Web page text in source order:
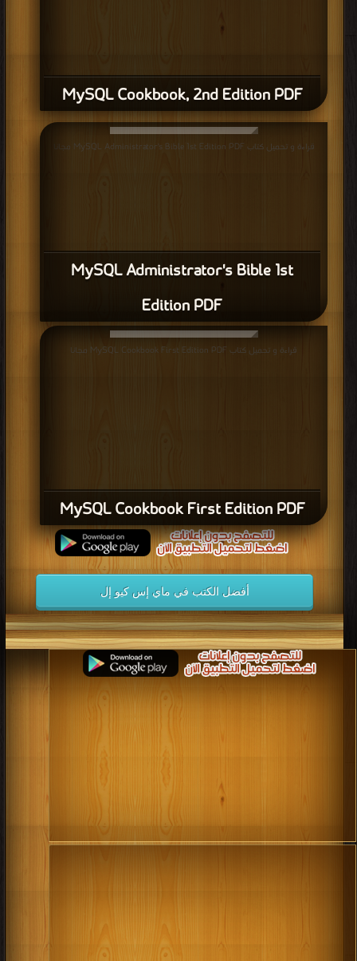
MySQL Cookbook, 2nd Edition PDF
MySQL Administrator's Bible 1st
Edition PDF
قراءة و تحميل كتاب MySQL Administrator's Bible 1st Edition PDF مجانا
MySQL Cookbook First Edition PDF
قراءة و تحميل كتاب MySQL Cookbook First Edition PDF مجانا
أفضل الكتب في ماي إس كيو إل